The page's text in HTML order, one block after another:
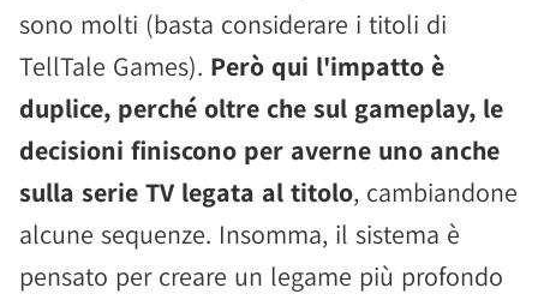
sono molti (basta considerare i titoli di
TellTale Games). Però qui l'impatto è
duplice, perché oltre che sul gameplay, le
decisioni finiscono per averne uno anche
sulla serie TV legata al titolo, cambiandone
alcune sequenze. Insomma, il sistema è
pensato per creare un legame più profondo